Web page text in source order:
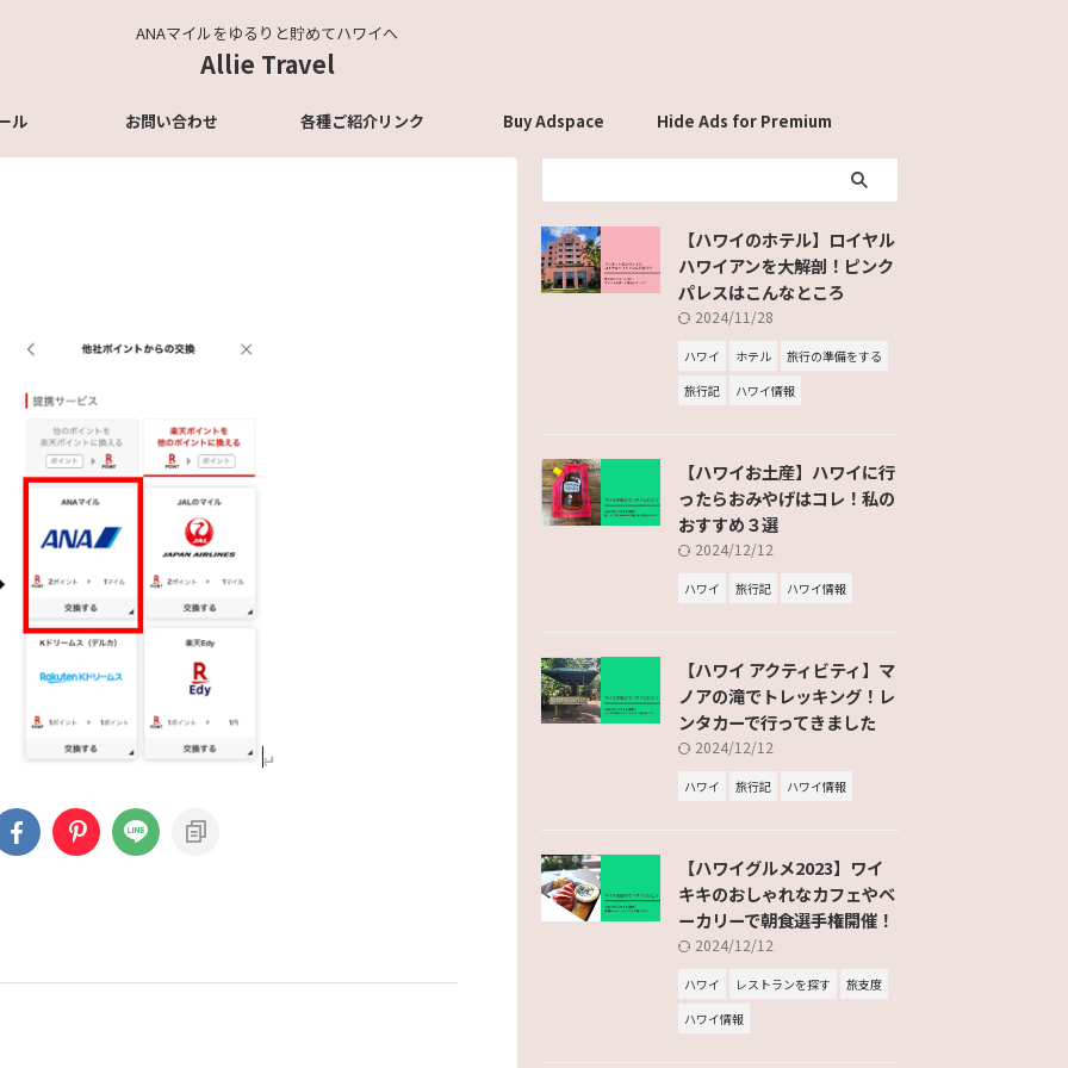
ANAマイルをゆるりと貯めてハワイへ
Allie Travel
ル お問い合わせ 各種ご紹介リンク Buy Adspace Hide Ads for Premium
【ハワイのホテル】ロイヤル
ハワイアンを大解剖！ピンク
パレスはこんなところ
2024/11/28
ハワイ ホテル
旅行の準備をする
旅行記
ハワイ情報
【ハワイお土産】ハワイに行
ったらおみやげはコレ！私の
おすすめ３選
2024/12/12
ハワイ 旅行記 ハワイ情報
【ハワイ アクティビティ】マ
ノアの滝でトレッキング！レ
ンタカーで行ってきました
2024/12/12
ハワイ 旅行記 ハワイ情報
【ハワイグルメ2023】ワイ
キキのおしゃれなカフェやベ
ーカリーで朝食選手権開催！
2024/12/12
ハワイ レストランを探す
旅支度
ハワイ情報